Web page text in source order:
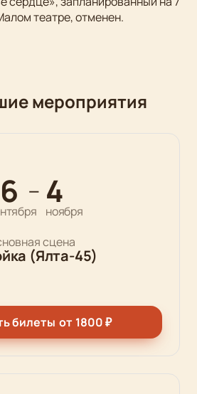
театре, отменен.
мероприятия
— 4
ноября
сцена
(Ялта-45)
билеты от 1800₽